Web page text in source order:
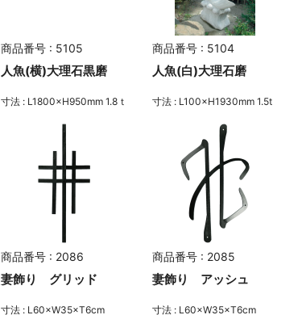
商品番号 : 5105
人魚(横)大理石黒磨
寸法 : L1800×H950mm 1.8ｔ
商品番号 : 5104
人魚(白)大理石磨
寸法 : L100×H1930mm 1.5t
商品番号 : 2086
妻飾り グリッド
寸法 : L60×W35×T6cm
商品番号 : 2085
妻飾り アッシュ
寸法 : L60×W35×T6cm